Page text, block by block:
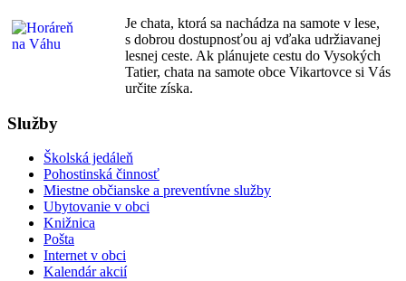
Je chata, ktorá sa nachádza na samote v lese,
s dobrou dostupnosťou aj vďaka udržiavanej
lesnej ceste. Ak plánujete cestu do Vysokých
Tatier, chata na samote obce Vikartovce si Vás
určite získa.
Služby
Školská jedáleň
Pohostinská činnosť
Miestne občianske a preventívne služby
Ubytovanie v obci
Knižnica
Pošta
Internet v obci
Kalendár akcií